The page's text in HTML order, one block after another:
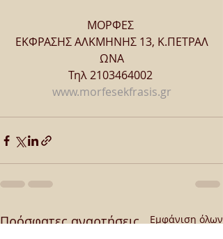
ΜΟΡΦΕΣ
ΕΚΦΡΑΣΗΣ ΑΛΚΜΗΝΗΣ 13, Κ.ΠΕΤΡΑΛ
ΩΝΑ
Τηλ 2103464002
www.morfesekfrasis.gr
Πρόσφατες αναρτήσεις Εμφάνιση όλων